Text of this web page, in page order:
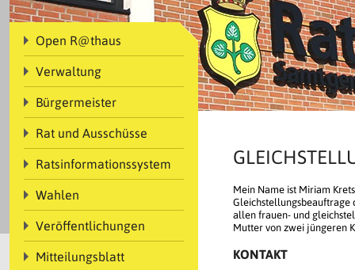
Open R@thaus
Verwaltung
Bürgermeister
Rat und Ausschüsse
Ratsinformationssystem
Wahlen
Veröffentlichungen
Mitteilungsblatt
Mein Name ist Miriam
Gleichstellungsbeauftrage
allen frauen- und
Mutter von zwei jüngeren
KONTAKT